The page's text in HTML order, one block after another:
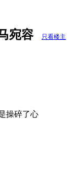
宛容 只看楼主
操碎了心